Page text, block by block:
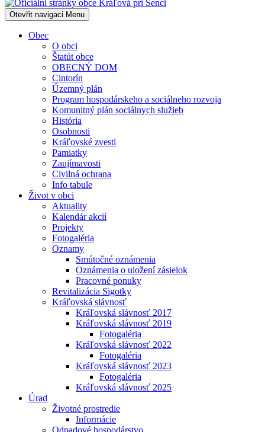
Otevřit navigaci Menu
Obec
O obci
Štatút obce
OBECNÝ DOM
Cintorín
Územný plán
Program hospodárskeho a sociálneho rozvoja
Komunitný plán sociálnych služieb
História
Osobnosti
Kráľovské zvesti
Pamiatky
Zaujímavosti
Civilná ochrana
Info tabule
Život v obci
Aktuality
Kalendár akcií
Projekty
Fotogaléria
Oznamy
Smútočné oznámenia
Oznámenia o uložení zásielok
Pracovné ponuky
Revitalizácia Sigotky
Kráľovská slávnosť
Kráľovská slávnosť 2017
Kráľovská slávnosť 2019
Fotogaléria
Kráľovská slávnosť 2022
Fotogaléria
Kráľovská slávnosť 2023
Fotogaléria
Kráľovská slávnosť 2025
Úrad
Životné prostredie
Informácie